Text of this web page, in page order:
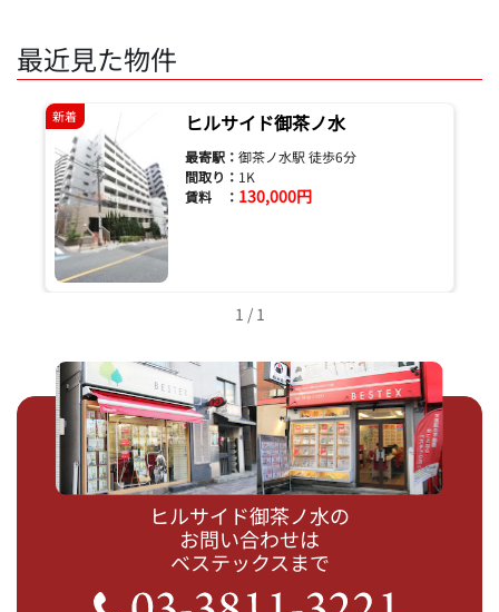
最近見た物件
ヒルサイド御茶ノ水
最寄駅： 御茶ノ水駅 徒歩6分
間取り： 1K
賃料 ： 130,000円
新着
1 / 1
ヒルサイド御茶ノ水の
お問い合わせは
ベステックスまで